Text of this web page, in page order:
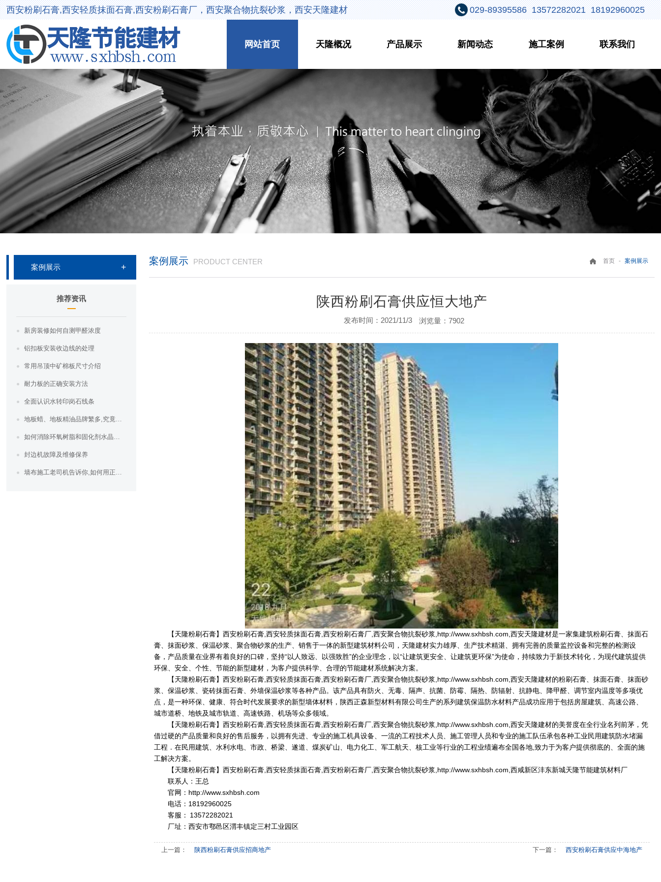
西安粉刷石膏,西安轻质抹面石膏,西安粉刷石膏厂，西安聚合物抗裂砂浆，西安天隆建材 029-89395586 13572282021 18192960025
网站首页 天隆概况 产品展示 新闻动态 施工案例 联系我们
案例展示
推荐资讯
新房装修如何自测甲醛浓度
铝扣板安装收边线的处理
常用吊顶中矿棉板尺寸介绍
耐力板的正确安装方法
全面认识水转印岗石线条
地板蜡、地板精油品牌繁多,究竟哪种地板蜡好？哪种地板精油好？
如何消除环氧树脂和固化剂水晶胶的气泡？
封边机故障及维修保养
墙布施工老司机告诉你,如何用正确的方法贴墙布！
案例展示 PRODUCT CENTER 首页 - 案例展示
陕西粉刷石膏供应恒大地产
发布时间：2021/11/3 浏览量：7902
【天隆粉刷石膏】西安粉刷石膏,西安轻质抹面石膏,西安粉刷石膏厂,西安聚合物抗裂砂浆,http://www.sxhbsh.com,西安天隆建材是一家集建筑粉刷石膏、抹面石
膏、抹面砂浆、保温砂浆、聚合物砂浆的生产、销售于一体的新型建筑材料公司，天隆建材实力雄厚、生产技术精湛、拥有完善的质量监控设备和完整的检测设
备，产品质量在业界有着良好的口碑，坚持“以人致远、以强致胜”的企业理念，以“让建筑更安全、让建筑更环保”为使命，持续致力于新技术转化，为现代建筑提供
环保、安全、个性、节能的新型建材，为客户提供科学、合理的节能建材系统解决方案。
【天隆粉刷石膏】西安粉刷石膏,西安轻质抹面石膏,西安粉刷石膏厂,西安聚合物抗裂砂浆,http://www.sxhbsh.com,西安天隆建材的粉刷石膏、抹面石膏、抹面砂
浆、保温砂浆、瓷砖抹面石膏、外墙保温砂浆等各种产品。该产品具有防火、无毒、隔声、抗菌、防霉、隔热、防辐射、抗静电、降甲醛、调节室内温度等多项优
点，是一种环保、健康、符合时代发展要求的新型墙体材料，陕西正森新型材料有限公司生产的系列建筑保温防水材料产品成功应用于包括房屋建筑、高速公路、
城市道桥、地铁及城市轨道、高速铁路、机场等众多领域。
【天隆粉刷石膏】西安粉刷石膏,西安轻质抹面石膏,西安粉刷石膏厂,西安聚合物抗裂砂浆,http://www.sxhbsh.com,西安天隆建材的美誉度在全行业名列前茅，凭
借过硬的产品质量和良好的售后服务，以拥有先进、专业的施工机具设备、一流的工程技术人员、施工管理人员和专业的施工队伍承包各种工业民用建筑防水堵漏
工程．在民用建筑、水利水电、市政、桥梁、遂道、煤炭矿山、电力化工、军工航天、核工业等行业的工程业绩遍布全国各地,致力于为客户提供彻底的、全面的施
工解决方案。
【天隆粉刷石膏】西安粉刷石膏,西安轻质抹面石膏,西安粉刷石膏厂,西安聚合物抗裂砂浆,http://www.sxhbsh.com,西咸新区沣东新城天隆节能建筑材料厂
联系人：王总
官网： http://www.sxhbsh.com
电话：18192960025
客服： 13572282021
厂址：西安市鄠邑区渭丰镇定三村工业园区
上一篇： 陕西粉刷石膏供应招商地产 下一篇： 西安粉刷石膏供应中海地产